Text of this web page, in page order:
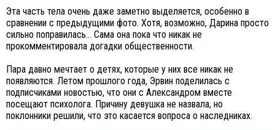
Эта часть тела очень даже заметно выделяется, особенно в
сравнении с предыдущими фото. Хотя, возможно, Дарина просто
сильно поправилась… Сама она пока что никак не
прокомментировала догадки общественности.
Пара давно мечтает о детях, которые у них все никак не
появляются. Летом прошлого года, Эрвин поделилась с
подписчиками новостью, что они с Александром вместе
посещают психолога. Причину девушка не назвала, но
поклонники решили, что это касается вопроса о наследниках.